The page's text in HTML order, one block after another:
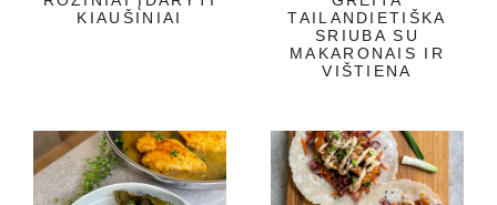
KIAUŠINIAI
TAILANDIETIŠKA
SRIUBA SU
MAKARONAIS IR
VIŠTIENA